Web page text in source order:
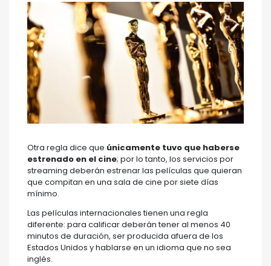
Otra regla dice que únicamente tuvo que haberse
estrenado en el cine; por lo tanto, los servicios por
streaming deberán estrenar las películas que quieran
que compitan en una sala de cine por siete días
mínimo.
Las películas internacionales tienen una regla
diferente: para calificar deberán tener al menos 40
minutos de duración, ser producida afuera de los
Estados Unidos y hablarse en un idioma que no sea
inglés.